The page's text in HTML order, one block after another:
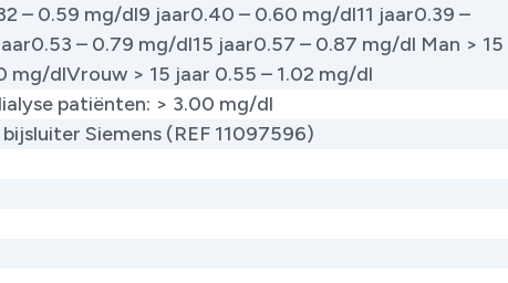
– 0.59 mg/dl9 jaar0.40 – 0.60 mg/dl11 jaar0.39 –
– 0.79 mg/dl15 jaar0.57 – 0.87 mg/dl Man > 15
mg/dlVrouw > 15 jaar 0.55 – 1.02 mg/dl
patiënten: > 3.00 mg/dl
bijsluiter Siemens (REF 11097596)